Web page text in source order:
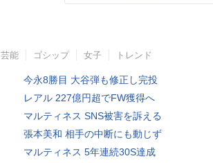
芸能 ゴシップ 女子 トレンド
今永8勝目 大谷弾も修正し完投
レアル 227億円超でFW獲得へ
マルティネス SNS被害を訴える
張本美和 相手の中断にも動じず
マルティネス 5年連続30S達成